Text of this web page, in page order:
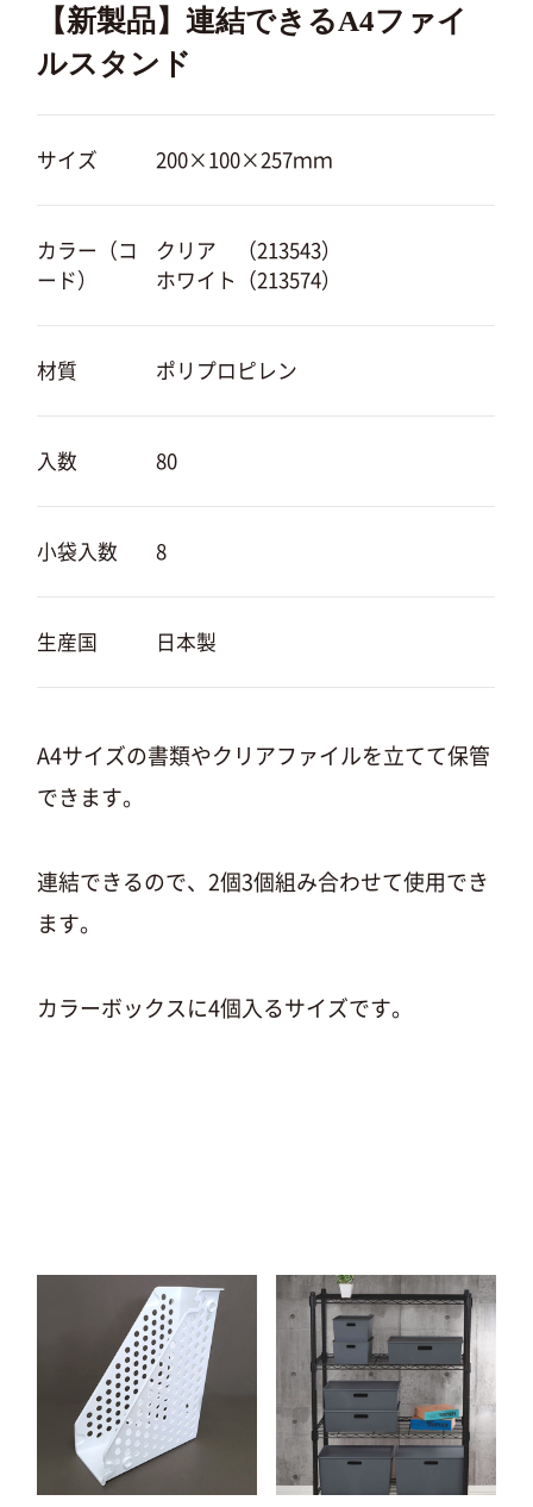
【新製品】連結できるA4ファイ
ルスタンド
サイズ 200×100×257ｍｍ
カラー（コ
ード）
クリア （213543）
ホワイト（213574）
材質 ポリプロピレン
入数 80
小袋入数 8
生産国 日本製
A4サイズの書類やクリアファイルを立てて保管
できます。
連結できるので、2個3個組み合わせて使用でき
ます。
カラーボックスに4個入るサイズです。